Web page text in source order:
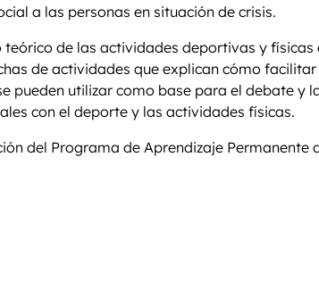
a las personas en situación de crisis.
de las actividades deportivas y
de actividades que explican cómo
pueden utilizar como base para el debate y
con el deporte y las actividades físicas.
del Programa de Aprendizaje Permanente